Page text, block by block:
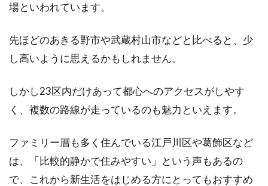
スタートさせるという方も多いことでしょう。
念願の...
場といわれています。
先ほどのあきる野市や武蔵村山市などと比べると、少
し高いように思えるかもしれません。
しかし23区内だけあって都心へのアクセスがしやす
く、複数の路線が走っているのも魅力といえます。
ファミリー層も多く住んでいる江戸川区や葛飾区など
は、「比較的静かで住みやすい」という声もあるの
で、これから新生活をはじめる方にとってもおすすめ